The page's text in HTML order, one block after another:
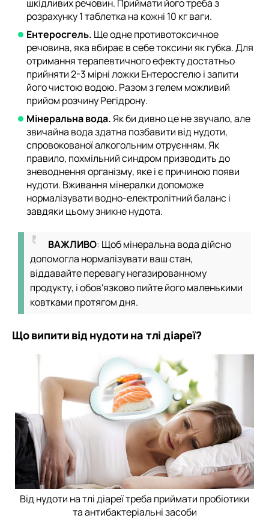
шкідливих речовин. Приймати його треба з
розрахунку 1 таблетка на кожні 10 кг ваги.
Ентеросгель. Ще одне противотоксичное
речовина, яка вбирає в себе токсини як губка. Для
отримання терапевтичного ефекту достатньо
прийняти 2-3 мірні ложки Ентеросгелю і запити
його чистою водою. Разом з гелем можливий
прийом розчину Регідрону.
Мінеральна вода.Як би дивно це не звучало, але
звичайна вода здатна позбавити від нудоти,
спровокованої алкогольним отруєнням. Як
правило, похмільний синдром призводить до
зневоднення організму, яке і є причиною появи
нудоти. Вживання мінералки допоможе
нормалізувати водно-електролітний баланс і
завдяки цьому зникне нудота.
ВАЖЛИВО: Щоб мінеральна вода дійсно
допомогла нормалізувати ваш стан,
віддавайте перевагу негазированному
продукту, і обов'язково пийте його маленькими
ковтками протягом дня.
Що випити від нудоти на тлі діареї?
Від нудоти на тлі діареї треба приймати пробіотики
та антибактеріальні засоби